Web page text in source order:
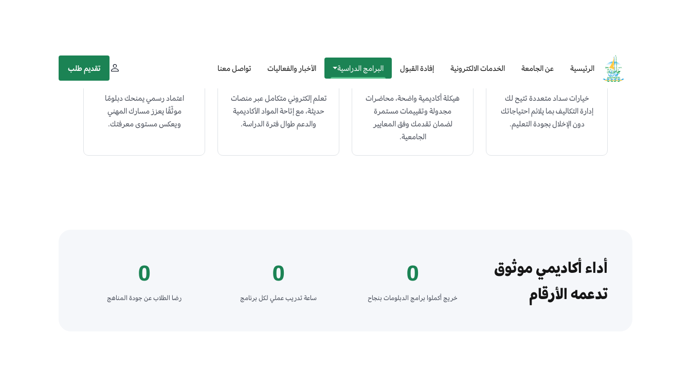
خيارات سداد متعددة تتيح لك
إدارة التكاليف بما يلائم احتياجاتك
دون الإخلال بجودة التعليم.
تعليم منتظم
هيكلة أكاديمية واضحة، محاضرات
مجدولة وتقييمات مستمرة
لضمان تقدمك وفق المعايير
الجامعية.
تعلم إلكتروني متكامل عبر منصات
حديثة، مع إتاحة المواد الأكاديمية
والدعم طوال فترة الدراسة.
اعتماد رسمي يمنحك دبلومًا
موثّقًا يعزز مسارك المهني
ويعكس مستوى معرفتك.
أداء أكاديمي موثوق
تدعمه الأرقام
0
خريج أكملوا برامج الدبلومات بنجاح
0
ساعة تدريب عملي لكل برنامج
0
رضا الطلاب عن جودة المناهج